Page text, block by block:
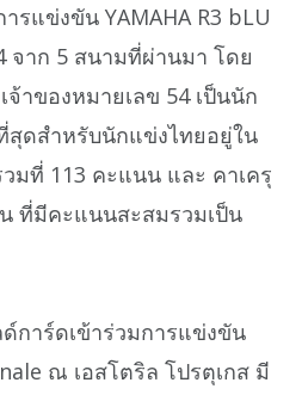
แข่งขัน YAMAHA R3 bLU
จาก 5 สนามที่ผ่านมา โดย
าของหมายเลข 54 เป็นนัก
ดสำหรับนักแข่งไทยอยู่ใน
มที่ 113 คะแนน และ คาเครุ
ที่มีคะแนนสะสมรวมเป็น
การ์ดเข้าร่วมการแข่งขัน
ณ เอสโตริล โปรตุเกส มี